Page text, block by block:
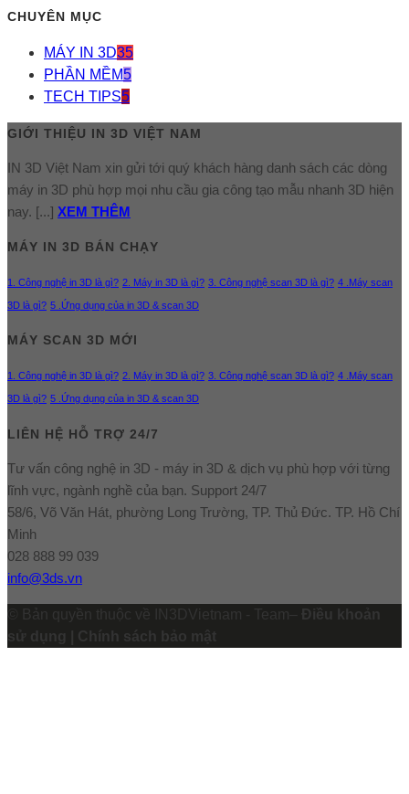
CHUYÊN MỤC
MÁY IN 3D35
PHẦN MỀM5
TECH TIPS5
GIỚI THIỆU IN 3D VIỆT NAM
IN 3D Việt Nam xin gửi tới quý khách hàng danh sách các dòng
máy in 3D phù hợp mọi nhu cầu gia công tạo mẫu nhanh 3D hiện
nay. [...] XEM THÊM
MÁY IN 3D BÁN CHẠY
1. Công nghệ in 3D là gì? 2. Máy in 3D là gì? 3. Công nghệ scan 3D là gì? 4 .Máy scan
3D là gì? 5 .Ứng dụng của in 3D & scan 3D
MÁY SCAN 3D MỚI
1. Công nghệ in 3D là gì? 2. Máy in 3D là gì? 3. Công nghệ scan 3D là gì? 4 .Máy scan
3D là gì? 5 .Ứng dụng của in 3D & scan 3D
LIÊN HỆ HỖ TRỢ 24/7
Tư vấn công nghệ in 3D - máy in 3D & dịch vụ phù hợp với từng
lĩnh vực, ngành nghề của bạn. Support 24/7
58/6, Võ Văn Hát, phường Long Trường, TP. Thủ Đức. TP. Hồ Chí
Minh
028 888 99 039
info@3ds.vn
© Bản quyền thuộc về IN3DVietnam - Team– Điều khoản
sử dụng | Chính sách bảo mật